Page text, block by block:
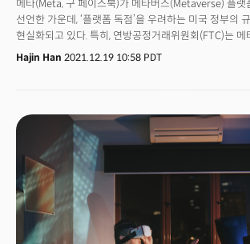
메타(Meta, 구 페이스북)가 메타버스(Metaverse) 플랫
선언한 가운데, ‘플랫폼 독점’을 우려하는 미국 정부의
현실화되고 있다. 특히, 연방공정거래위원회(FTC)는
조성을 위한 기술과 관련 스타트업을 인수하는 사례 등
있다.
Hajin Han 2021.12.19 10:58 PDT